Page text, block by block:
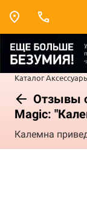
Каталог
Отзывы
Magic:
Калемна